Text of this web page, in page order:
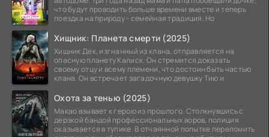
что будут проводить больше времени вместе и теперь
поездка на природу - семейная традиция. Но
Хищник: Планета смерти (2025)
Хищник Дек, изгнанный из клана, отправляется на
опасную планету Калиск. Он стремится доказать
своему отцу и всему племени, что достоин быть частью
клана. Он встречает загадочную девушку Тию и
Охота за тенью (2025)
Макао взывает к герою из прошлого. Столкнувшись с
дерзкой бандой профессиональных воров, полиция
оказывается в тупике. В отчаянной попытке переломить